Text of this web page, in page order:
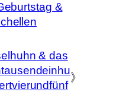
&
& das
》